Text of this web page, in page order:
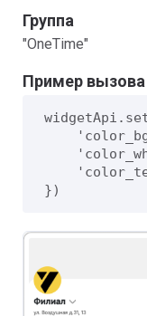
Группа
"OneTime"
Пример вызова
})